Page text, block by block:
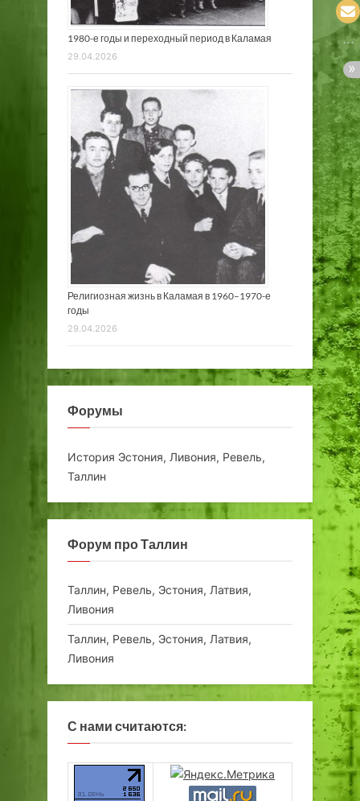
1980-е годы и переходный период в Каламая
29.04.2026
Религиозная жизнь в Каламая в 1960–1970-е
годы
29.04.2026
Форумы
История Эстония, Ливония, Ревель,
Таллин
Форум про Таллин
Таллин, Ревель, Эстония, Латвия,
Ливония
Таллин, Ревель, Эстония, Латвия,
Ливония
С нами считаются: